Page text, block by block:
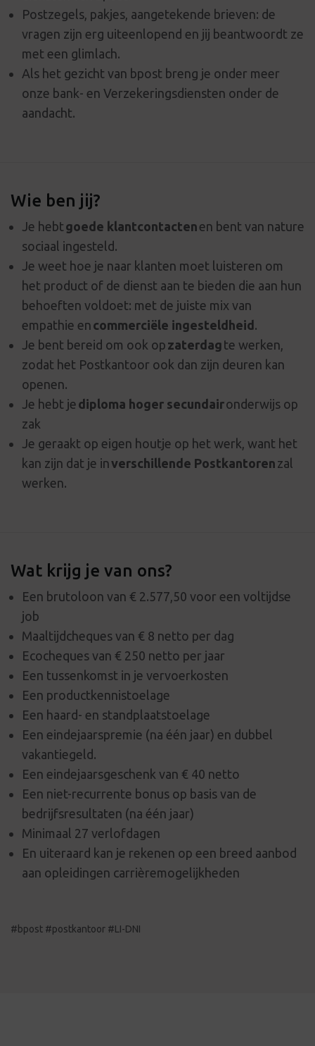
Postzegels, pakjes, aangetekende brieven: de
vragen zijn erg uiteenlopend en jij beantwoordt ze
met een glimlach.
Als het gezicht van bpost breng je onder meer
onze bank- en Verzekeringsdiensten onder de
aandacht.
Wie ben jij?
Je hebt goede klantcontacten en bent van nature
sociaal ingesteld.
Je weet hoe je naar klanten moet luisteren om
het product of de dienst aan te bieden die aan hun
behoeften voldoet: met de juiste mix van
empathie en commerciële ingesteldheid .
Je bent bereid om ook op zaterdag te werken,
zodat het Postkantoor ook dan zijn deuren kan
openen.
Je hebt je diploma hoger secundaironderwijs op
zak
Je geraakt op eigen houtje op het werk, want het
kan zijn dat je inverschillende Postkantoren zal
werken.
Wat krijg je van ons?
Een brutoloon van € 2.577,50 voor een voltijdse
job
Maaltijdcheques van € 8 netto per dag
Ecocheques van € 250 netto per jaar
Een tussenkomst in je vervoerkosten
Een productkennistoelage
Een haard- en standplaatstoelage
Een eindejaarspremie (na één jaar) en dubbel
vakantiegeld.
Een eindejaarsgeschenk van € 40 netto
Een niet-recurrente bonus op basis van de
bedrijfsresultaten (na één jaar)
Minimaal 27 verlofdagen
En uiteraard kan je rekenen op een breed aanbod
aan opleidingen carrièremogelijkheden
#bpost #postkantoor #LI-DNI